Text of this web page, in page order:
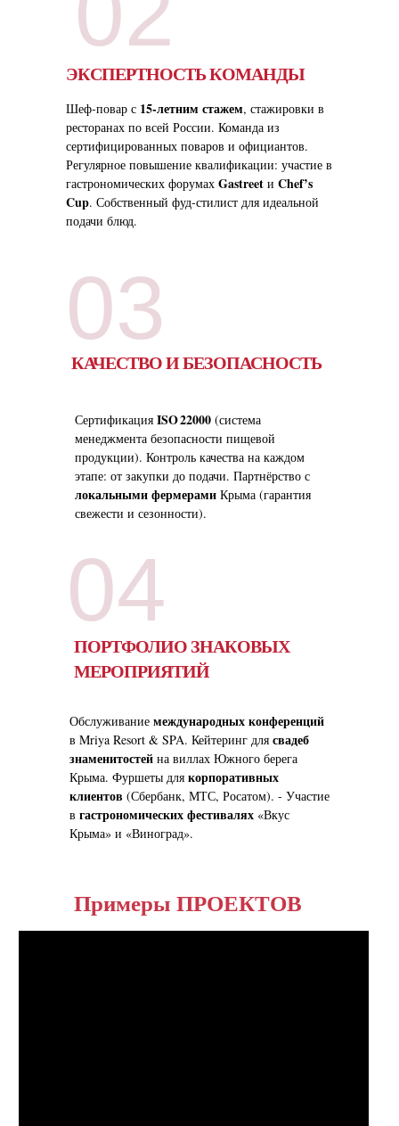
ЭКСПЕРТНОСТЬ КОМАНДЫ
Шеф‑повар с 15‑летним стажем, стажировки в
ресторанах по всей России. Команда из
сертифицированных поваров и официантов.
Регулярное повышение квалификации: участие в
гастрономических форумах Gastreet и Chef’s
Cup. Собственный фуд‑стилист для идеальной
подачи блюд.
КАЧЕСТВО И БЕЗОПАСНОСТЬ
Сертификация ISO 22000 (система
менеджмента безопасности пищевой
продукции). Контроль качества на каждом
этапе: от закупки до подачи. Партнёрство с
локальными фермерами Крыма (гарантия
свежести и сезонности).
03
ПОРТФОЛИО ЗНАКОВЫХ
МЕРОПРИЯТИЙ
Обслуживание международных конференций
в Mriya Resort & SPA. Кейтеринг для свадеб
знаменитостей на виллах Южного берега
Крыма. Фуршеты для корпоративных
клиентов (Сбербанк, МТС, Росатом). - Участие
в гастрономических фестивалях «Вкус
Крыма» и «Виноград».
04
Примеры ПРОЕКТОВ